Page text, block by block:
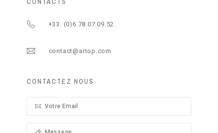
+33. (0)6.78.07.09.52
contact@artop.com
CONTACTEZ NOUS